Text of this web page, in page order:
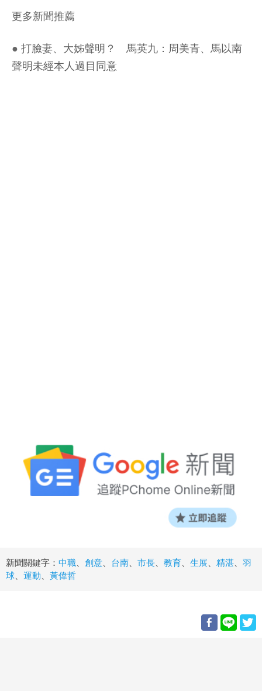
更多新聞推薦
● 打臉妻、大姊聲明？ 馬英九：周美青、馬以南
聲明未經本人過目同意
新聞關鍵字： 中職 創意 台南 市長 教育 生展 精湛
羽
球
運動 黃偉哲